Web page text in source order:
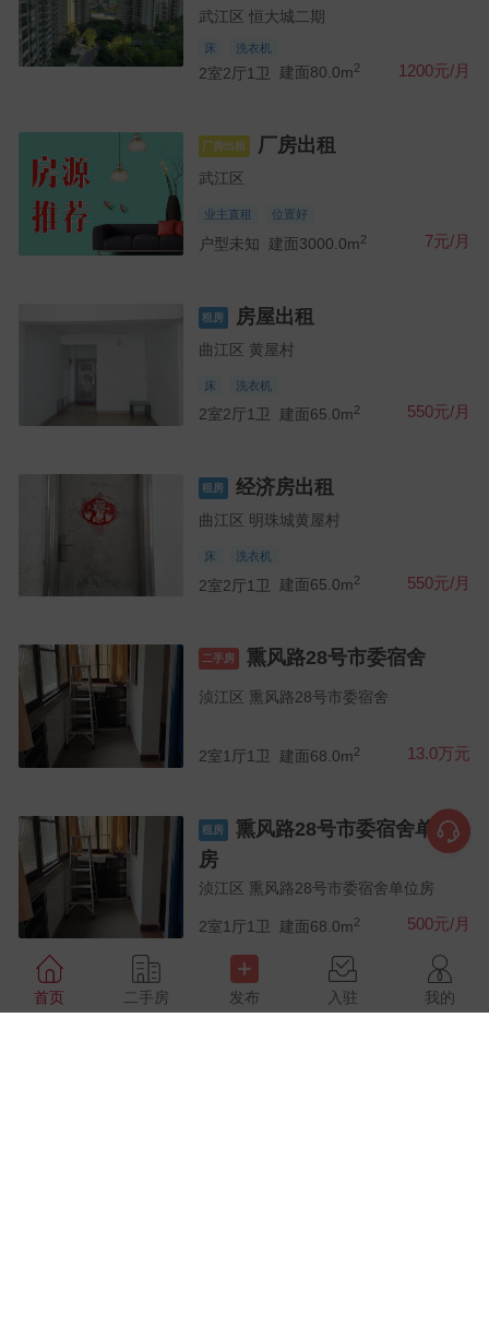
武江区 恒大城二期
床 洗衣机
2室2厅1卫 建面80.0m2 1200元/月
厂房出租 厂房出租
武江区
业主直租 位置好
户型未知 建面3000.0m2 7元/月
租房 房屋出租
曲江区 黄屋村
床 洗衣机
2室2厅1卫 建面65.0m2 550元/月
租房 经济房出租
曲江区 明珠城黄屋村
床 洗衣机
2室2厅1卫 建面65.0m2 550元/月
二手房 熏风路28号市委宿舍
浈江区 熏风路28号市委宿舍
2室1厅1卫 建面68.0m2 13.0万元
租房
房
浈江区 熏风路28号市委宿舍单位房
2室1厅1卫 建面68.0m2 500元/月
商铺出租 商铺出租
首页 二手房 发布 入驻 我的